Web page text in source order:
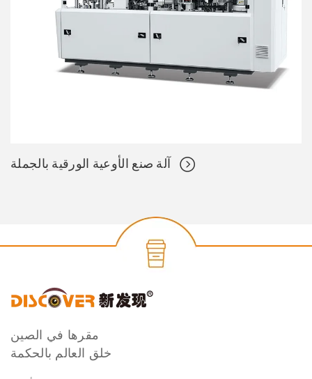
آلة صنع الأوعية الورقية بالجملة
مقرها في الصين
خلق العالم بالحكمة